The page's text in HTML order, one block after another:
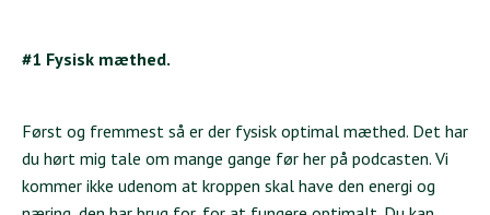
#1 Fysisk mæthed.
Først og fremmest så er der fysisk optimal mæthed. Det har
du hørt mig tale om mange gange før her på podcasten. Vi
kommer ikke udenom at kroppen skal have den energi og